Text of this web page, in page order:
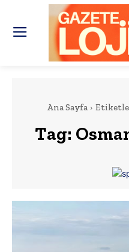
Ana Sayfa
Tag: